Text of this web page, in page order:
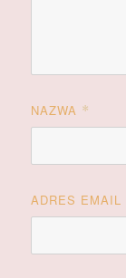
NAZWA *
ADRES EMAIL